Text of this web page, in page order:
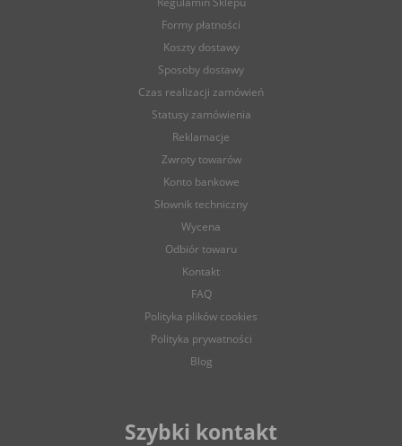
Formy płatności
Koszty dostawy
Sposoby dostawy
Czas realizacji zamówień
Statusy zamówienia
Reklamacje
Zwroty towarów
Konto bankowe
Słownik techniczny
Wycena
Odbiór towaru
Kontakt
FAQ
Polityka plików cookies
Polityka prywatności
Blog
Szybki kontakt